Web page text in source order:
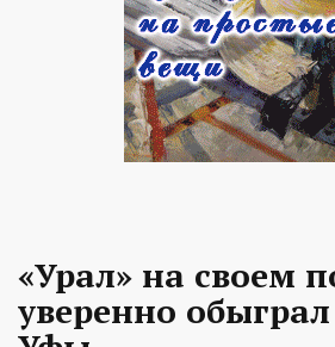
«Урал» на своем
уверенно